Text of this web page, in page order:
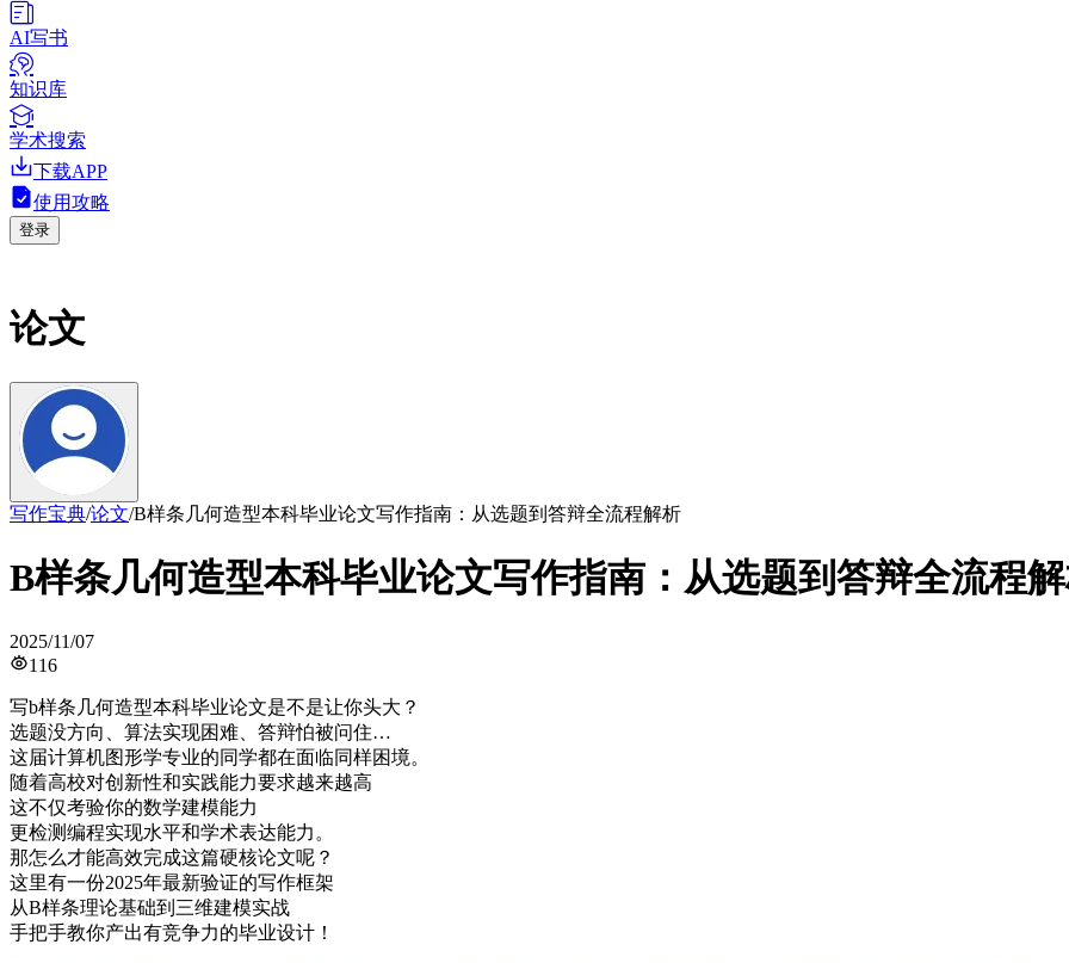
AI写书
知识库
学术搜索
下载APP
使用攻略
登录
论文
写作宝典/论文/B样条几何造型本科毕业论文写作指南：从选题到答辩全流程解析
B样条几何造型本科毕业论文写作指南：从选题到答辩全流程
2025/11/07
116
写b样条几何造型本科毕业论文是不是让你头大？
选题没方向、算法实现困难、答辩怕被问住…
这届计算机图形学专业的同学都在面临同样困境。
随着高校对创新性和实践能力要求越来越高
这不仅考验你的数学建模能力
更检测编程实现水平和学术表达能力。
那怎么才能高效完成这篇硬核论文呢？
这里有一份2025年最新验证的写作框架
从B样条理论基础到三维建模实战
手把手教你产出有竞争力的毕业设计！